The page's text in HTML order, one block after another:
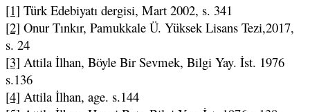
[1] Türk Edebiyatı dergisi, Mart 2002, s. 341
[2] Onur Tınkır, Pamukkale Ü. Yüksek Lisans Tezi,2017,
s. 24
[3] Attila İlhan, Böyle Bir Sevmek, Bilgi Yay. İst. 1976
s.136
[4] Attila İlhan, age. s.144